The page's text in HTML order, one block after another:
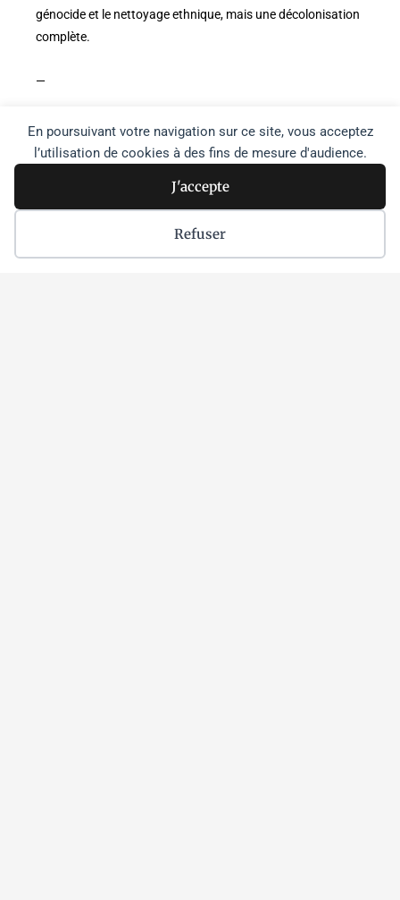
En poursuivant votre navigation sur ce site, vous acceptez
l’utilisation de cookies à des fins de mesure d'audience.
J'accepte
Refuser
génocide et le nettoyage ethnique, mais une décolonisation
complète.
—
Yara Hawari
Yara Hawari est la codirectrice d’Al-Shabaka. Auparavant,
elle était chargée de mission sur les politiques
palestiniennes et analyste principale. Titulaire d’un doctorat
en politique du Moyen-Orient de l’Université d’Exeter, où elle
a également enseigné à des étudiants de premier cycle, elle